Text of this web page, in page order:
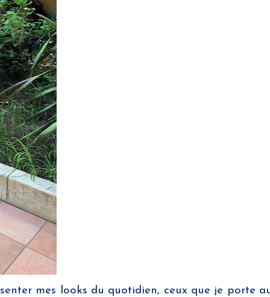
mes looks du quotidien, ceux que je porte